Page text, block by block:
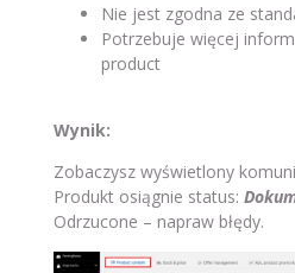
Nie jest zgodna ze
Potrzebuje więcej
product
Wynik:
Zobaczysz wyświetlony
Produkt osiągnie status:
Odrzucone – napraw błędy.